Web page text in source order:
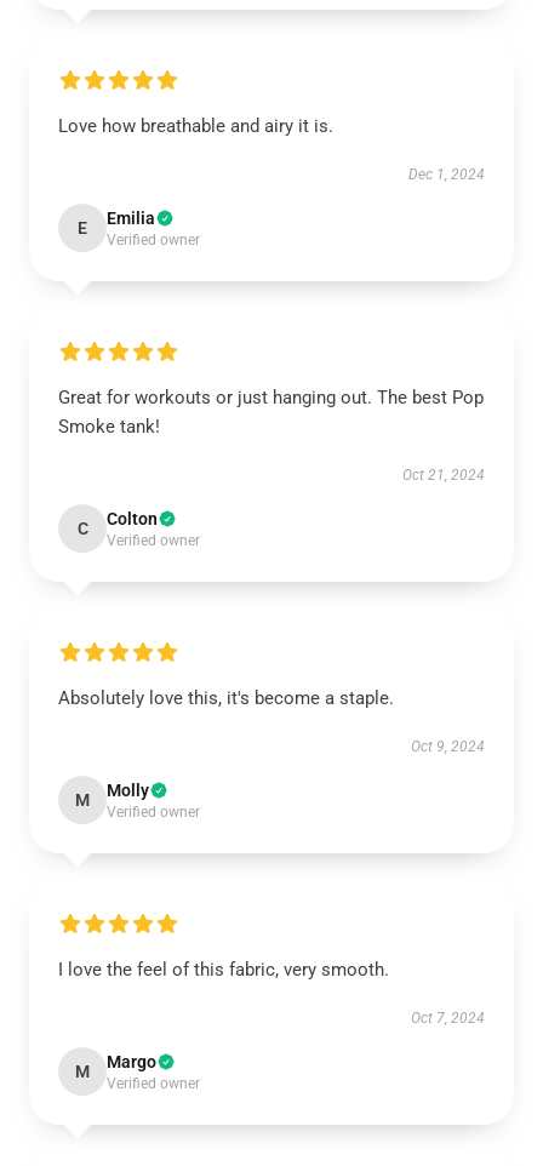
Love how breathable and airy it is.
Dec 1, 2024
E Emilia
Verified owner
Great for workouts or just hanging out. The best Pop
Smoke tank!
Oct 21, 2024
C Colton
Verified owner
Absolutely love this, it's become a staple.
Oct 9, 2024
M Molly
Verified owner
I love the feel of this fabric, very smooth.
Oct 7, 2024
M Margo
Verified owner